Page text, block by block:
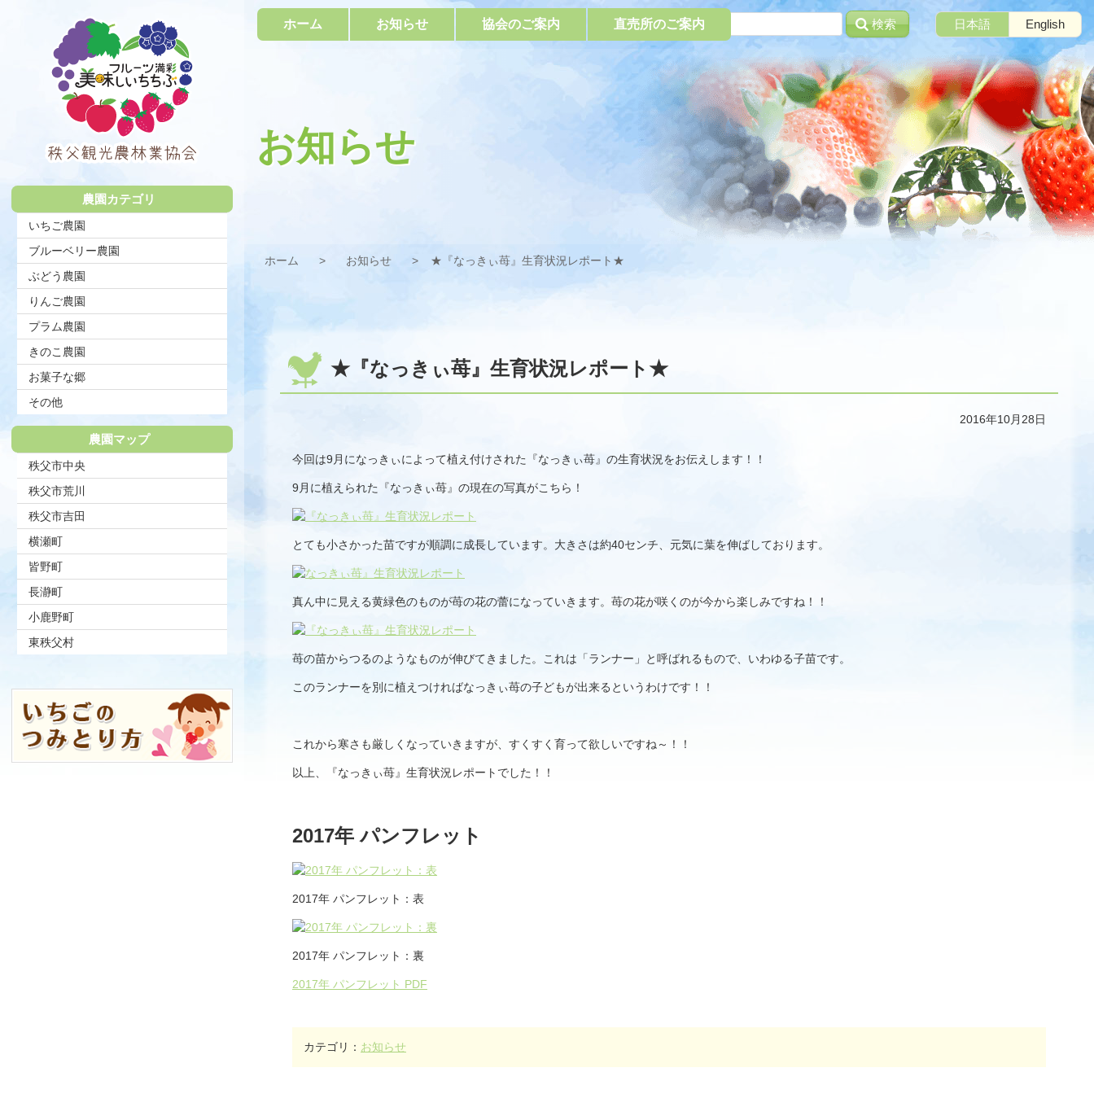
検索 日本語 English
ホーム お知らせ 協会のご案内 直売所のご案内
お知らせ
ホーム お知らせ ★『なっきぃ苺』生育状況レポート★
★『なっきぃ苺』生育状況レポート★
2016年10月28日
今回は9月になっきぃによって植え付けされた『なっきぃ苺』の生育状況をお伝えします！！
9月に植えられた『なっきぃ苺』の現在の写真がこちら！
とても小さかった苗ですが順調に成長しています。大きさは約40センチ、元気に葉を伸ばしております。
真ん中に見える黄緑色のものが苺の花の蕾になっていきます。苺の花が咲くのが今から楽しみですね！！
苺の苗からつるのようなものが伸びてきました。これは「ランナー」と呼ばれるもので、いわゆる子苗です。
このランナーを別に植えつければなっきぃ苺の子どもが出来るというわけです！！
これから寒さも厳しくなっていきますが、すくすく育って欲しいですね～！！
以上、『なっきぃ苺』生育状況レポートでした！！
2017年 パンフレット
2017年 パンフレット：表
2017年 パンフレット：裏
2017年 パンフレット PDF
カテゴリ： お知らせ
秩父観光農
林業協会
農園カテゴリ
いちご農園
ブルーベリー農園
ぶどう農園
りんご農園
プラム農園
きのこ農園
お菓子な郷
その他
農園マップ
秩父市中央
秩父市荒川
秩父市吉田
横瀬町
皆野町
長瀞町
小鹿野町
東秩父村